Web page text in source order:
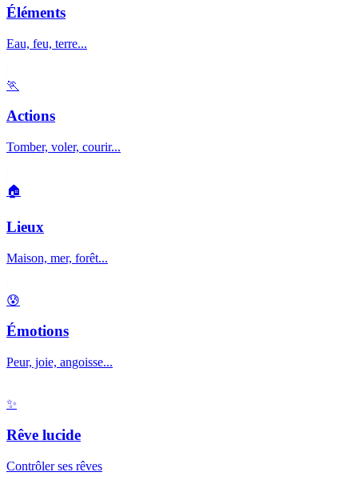
Éléments
Eau, feu, terre...
🏃
Actions
Tomber, voler, courir...
🏠
Lieux
Maison, mer, forêt...
😰
Émotions
Peur, joie, angoisse...
✨
Rêve lucide
Contrôler ses rêves